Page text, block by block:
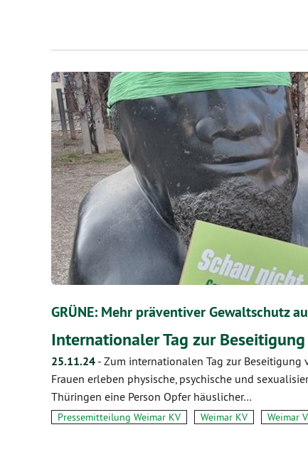
GRÜNE: Mehr präventiver Gewaltschutz
Internationaler Tag zur
25.11.24 - Zum internationalen Tag zur Beseitigung
Frauen erleben physische, psychische und
Thüringen eine Person Opfer häuslicher…
Pressemitteilung Weimar KV Weimar KV Weimar